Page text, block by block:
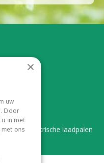
in én elektrische laadpalen
×
uw
Door
in met
ons